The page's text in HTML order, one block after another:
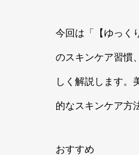
今回は「【ゆっく
のスキンケア習慣
しく解説します。
的なスキンケア方
おすすめ